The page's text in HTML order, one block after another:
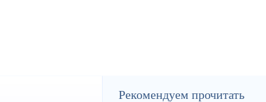
Рекомендуем прочитать